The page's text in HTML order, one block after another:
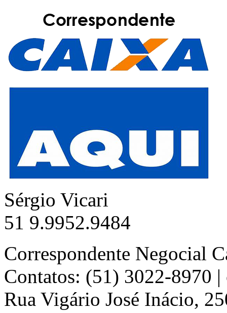
Sérgio Vicari
51 9.9952.9484
Correspondente Negocial
Contatos: (51) 3022-8970
Rua Vigário José Inácio,